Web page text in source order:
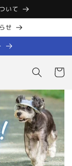
いて
せ
ー